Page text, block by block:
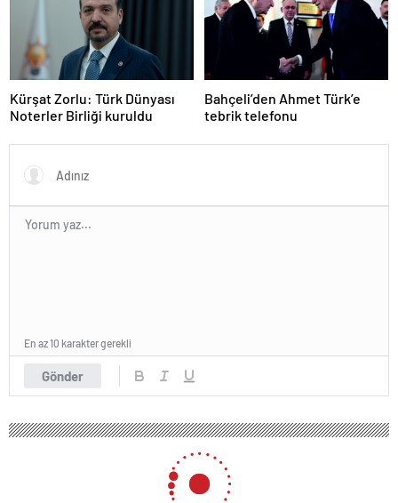
Kürşat Zorlu: Türk Dünyası
Noterler Birliği kuruldu
Bahçeli’den Ahmet Türk’e
tebrik telefonu
Gönder
En az 10 karakter gerekli